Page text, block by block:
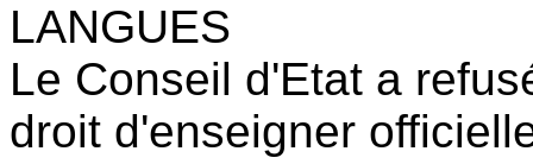
LANGUES
Le Conseil d'Etat a
droit d'enseigner